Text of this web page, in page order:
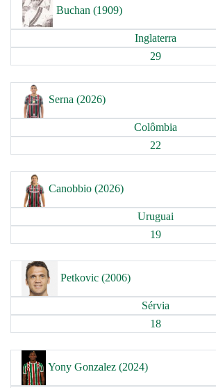
Buchan (1909)
Inglaterra
29
Serna (2026)
Colômbia
22
Canobbio (2026)
Uruguai
19
Petkovic (2006)
Sérvia
18
Yony Gonzalez (2024)